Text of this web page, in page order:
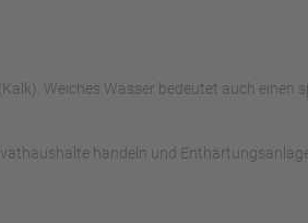
Weiches Wasser bedeutet auch einen
handeln und